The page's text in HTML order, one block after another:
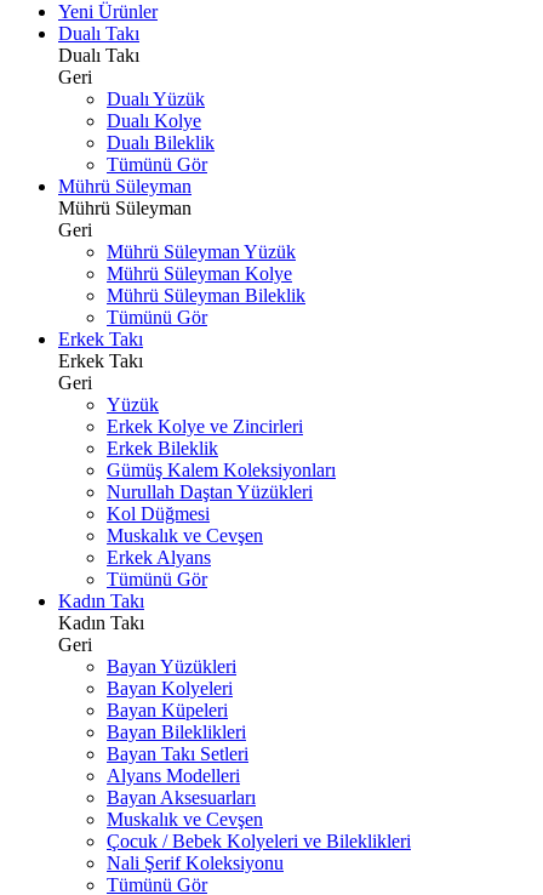
Yeni Ürünler
Dualı Takı
Dualı Takı
Geri
Dualı Yüzük
Dualı Kolye
Dualı Bileklik
Tümünü Gör
Mührü Süleyman
Mührü Süleyman
Geri
Mührü Süleyman Yüzük
Mührü Süleyman Kolye
Mührü Süleyman Bileklik
Tümünü Gör
Erkek Takı
Erkek Takı
Geri
Yüzük
Erkek Kolye ve Zincirleri
Erkek Bileklik
Gümüş Kalem Koleksiyonları
Nurullah Daştan Yüzükleri
Kol Düğmesi
Muskalık ve Cevşen
Erkek Alyans
Tümünü Gör
Kadın Takı
Kadın Takı
Geri
Bayan Yüzükleri
Bayan Kolyeleri
Bayan Küpeleri
Bayan Bileklikleri
Bayan Takı Setleri
Alyans Modelleri
Bayan Aksesuarları
Muskalık ve Cevşen
Çocuk / Bebek Kolyeleri ve Bileklikleri
Nali Şerif Koleksiyonu
Tümünü Gör